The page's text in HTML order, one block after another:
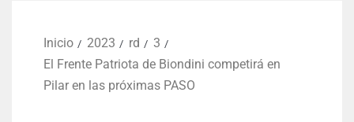
Inicio 2023 rd
3
El Frente Patriota de Biondini competirá en
Pilar en las próximas PASO